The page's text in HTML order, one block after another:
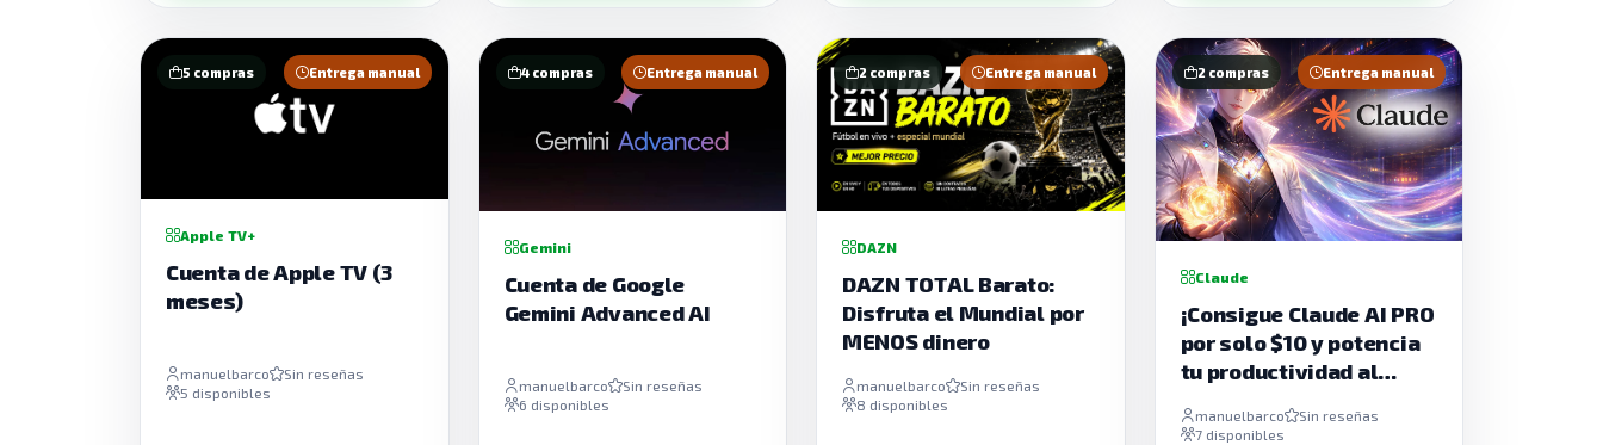
5 compras Entrega manual
Apple TV+
Cuenta de Apple TV (3
meses)
manuelbarco
Sin reseñas
5 disponibles
4 compras Entrega manual
Gemini
Cuenta de Google
Gemini Advanced AI
manuelbarco
Sin reseñas
6 disponibles
2 compras Entrega manual
DAZN
DAZN TOTAL Barato:
Disfruta el Mundial por
MENOS dinero
manuelbarco
Sin reseñas
8 disponibles
2 compras Entrega manual
Claude
¡Consigue Claude AI PRO
por solo $10 y potencia
tu productividad al
manuelbarco
Sin reseñas
7 disponibles